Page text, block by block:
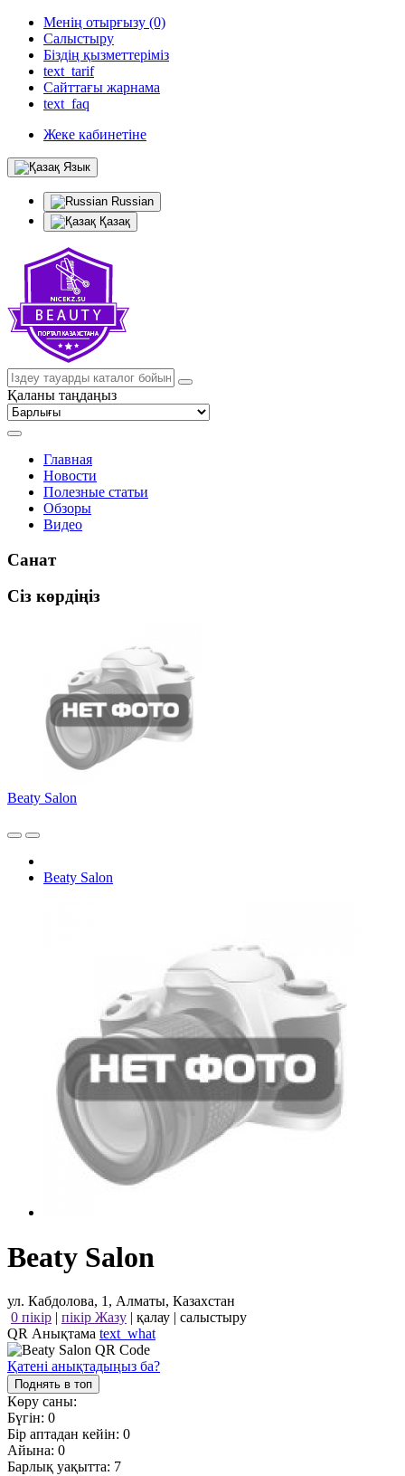
Менің отырғызу (0)
Салыстыру
Біздің қызметтеріміз
text_tarif
Сайттағы жарнама
text_faq
Жеке кабинетіне
Язык
Russian
Қазақ
Қаланы таңдаңыз
Главная
Новости
Полезные статьи
Обзоры
Видео
Санат
Сіз көрдіңіз
Beaty Salon
Beaty Salon
Beaty Salon
ул. Кабдолова, 1, Алматы, Казахстан
0 пікір | пікір Жазу | қалау | салыстыру
QR Анықтама text_what
Қатені анықтадыңыз ба?
Поднять в топ
Көру саны:
Бүгін: 0
Бір аптадан кейін: 0
Айына: 0
Барлық уақытта: 7